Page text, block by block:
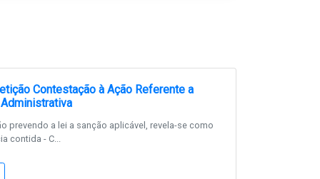
Contestação à Ação Referente a
prevendo a lei a sanção aplicável, revela-se como
contida - C...